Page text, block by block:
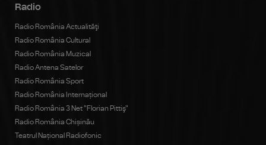
Radio
Radio România Actualităţi
Radio România Cultural
Radio România Muzical
Radio Antena Satelor
Radio România Sport
Radio România Internațional
Radio România 3 Net "Florian Pittiş"
Radio România Chișinău
Teatrul Național Radiofonic